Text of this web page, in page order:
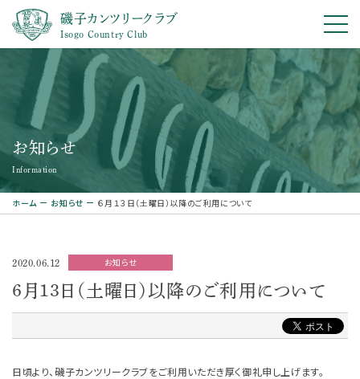
磯子カンツリークラブ
Isogo Country Club
お知らせ
Information
ホーム お知らせ ６月１３日（土曜日）以降のご利用について
2020.06.12 お知らせ
６月１３日（土曜日）以降のご利用について
日頃より、磯子カンツリークラブをご利用いただき厚く御礼申し上げます。